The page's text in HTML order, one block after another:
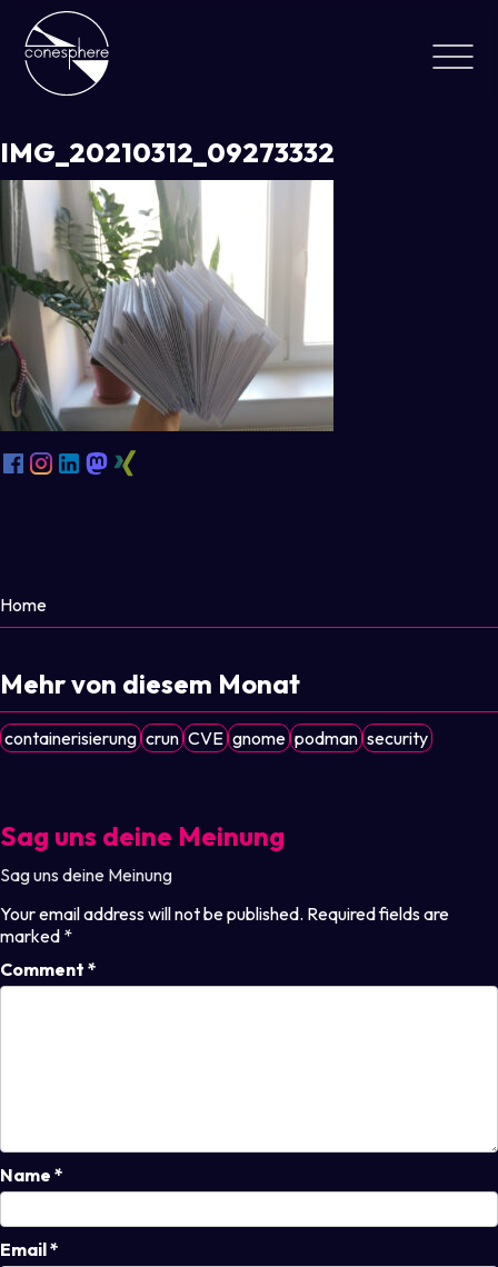
IMG_20210312_09273332
Home
Mehr von diesem Monat
containerisierung crun CVE gnome podman security
Sag uns deine Meinung
Sag uns deine Meinung
Your email address will not be published. Required fields are
marked *
Comment *
Name *
Email*